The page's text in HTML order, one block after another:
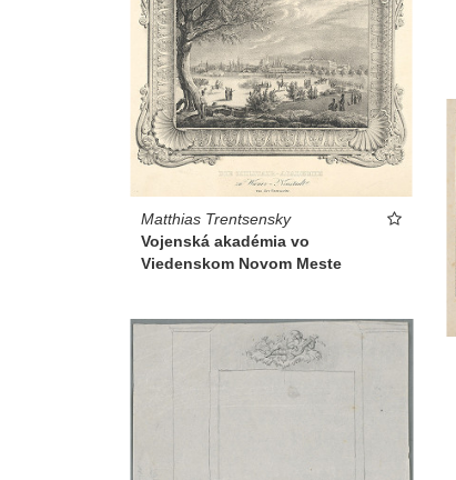
Matthias Trentsensky
Vojenská akadémia vo
Viedenskom Novom Meste